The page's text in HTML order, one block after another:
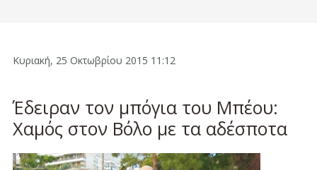
Κυριακή, 25 Οκτωβρίου 2015 11:12
Έδειραν τον μπόγια του Μπέου:
Χαμός στον Βόλο με τα αδέσποτα